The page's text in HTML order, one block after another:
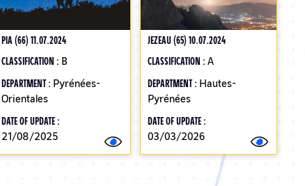
PIA (66) 11.07.2024
CLASSIFICATION : B
DEPARTMENT : Pyrénées-
Orientales
DATE OF UPDATE :
21/08/2025
JEZEAU (65) 10.07.2024
CLASSIFICATION : A
DEPARTMENT : Hautes-
Pyrénées
DATE OF UPDATE :
03/03/2026